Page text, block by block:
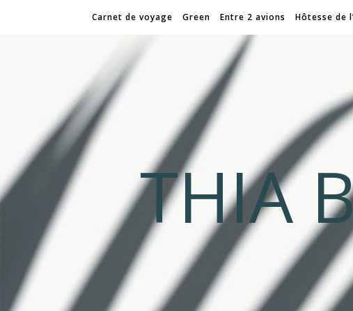
Carnet de voyage Green Entre 2 avions Hôtesse de
THIA